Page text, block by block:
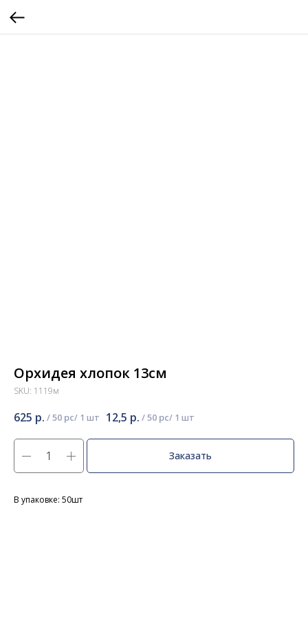
Орхидея хлопок 13см
SKU: 1119м
625 р. /50 pc 12,5 р. /50 pc
Заказать
В упаковке: 50шт